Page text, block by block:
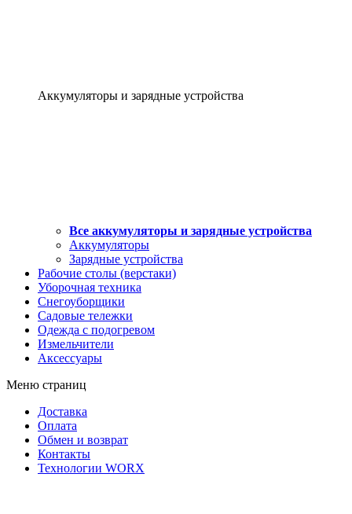
Аккумуляторы и зарядные устройства
Все аккумуляторы и зарядные устройства
Аккумуляторы
Зарядные устройства
Рабочие столы (верстаки)
Уборочная техника
Снегоуборщики
Садовые тележки
Одежда с подогревом
Измельчители
Аксессуары
Меню страниц
Доставка
Оплата
Обмен и возврат
Контакты
Технологии WORX